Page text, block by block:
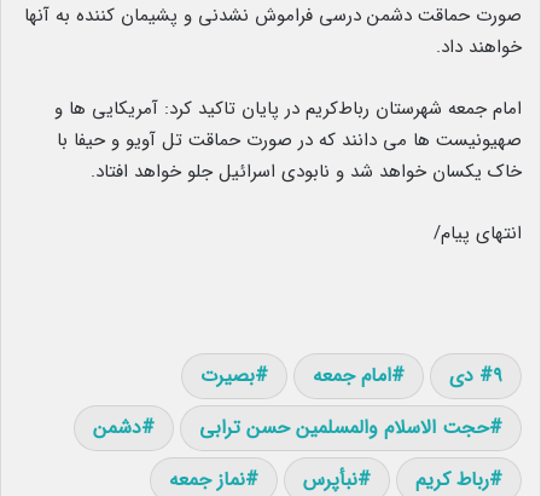
صورت حماقت دشمن درسی فراموش نشدنی و پشیمان کننده به آنها
خواهند داد.
امام جمعه شهرستان رباط‌کریم در پایان تاکید کرد: آمریکایی ها و
صهیونیست ها می دانند که در صورت حماقت تل آویو و حیفا با
خاک یکسان خواهد شد و نابودی اسرائیل جلو خواهد افتاد.
انتهای پیام/
۹ دی امام جمعه
بصیرت
حجت الاسلام والمسلمین حسن ترابی
دشمن
رباط کریم
نبأپرس نماز جمعه